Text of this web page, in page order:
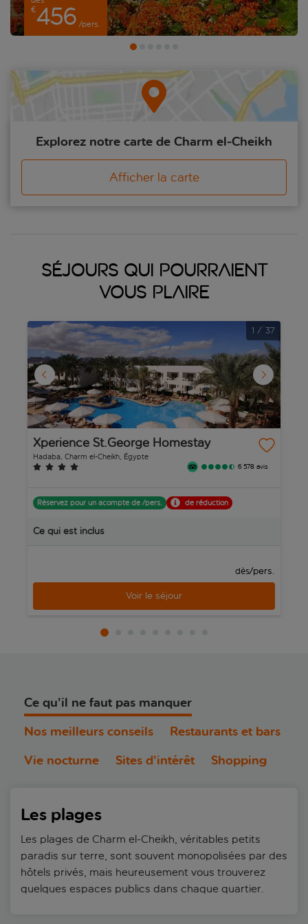
trouver une touche culturelle dans les restaurants traditionnels
qui servent des spécialités égyptiennes, les vieux marchés
authentiques, les belles mosquées et les églises coptes.
€456 /pers.
Explorez notre carte de Charm el-Cheikh
Afficher la carte
Séjours qui pourraient
vous plaire
1 / 37
Xperience St.George Homestay
Hadaba, Charm el-Cheikh, Égypte
6 578 avis
Réservez pour un acompte de /pers. de réduction
Ce qui est inclus
dès/pers.
Voir le séjour
Ce qu’il ne faut pas manquer
Nos meilleurs conseils
Restaurants et bars
Vie nocturne
Sites d’intérêt Shopping
Les plages
Les plages de Charm el-Cheikh, véritables petits
paradis sur terre, sont souvent monopolisées par des
hôtels privés, mais heureusement vous trouverez
quelques espaces publics dans chaque quartier.